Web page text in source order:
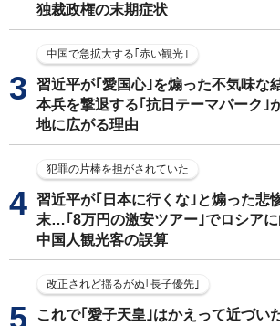
独裁政権の末期症状
中国で急拡大する｢赤い観光｣
習近平が｢愛国心｣を煽った不気味な
本兵を撃退する｢抗日テーマパーク｣
地に広がる理由
犯罪の片棒を担がされていた
習近平が｢日本に行くな｣と煽った悲
末…｢8万円の激安ツアー｣でロシア
中国人観光客の誤算
改正されど揺るがぬ｢長子優先｣
これで｢愛子天皇｣はかえって近づい